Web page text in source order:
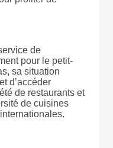
de
pour le petit-
sa situation
d’accéder
de restaurants et
de cuisines